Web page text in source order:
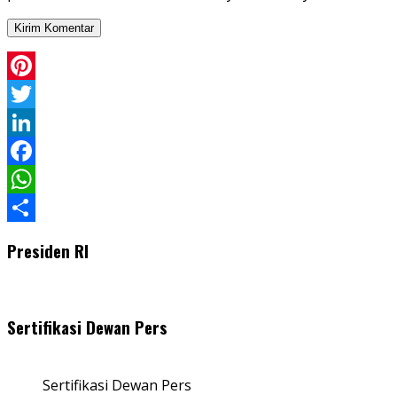
Pinterest
Twitter
LinkedIn
Facebook
WhatsApp
Presiden RI
Sertifikasi Dewan Pers
Sertifikasi Dewan Pers